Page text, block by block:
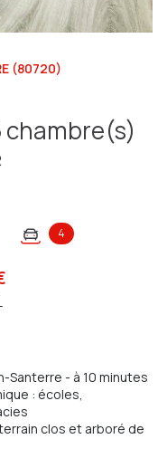
(80720)
4
Santerre - à 10 minutes
: écoles,
clos et arboré de